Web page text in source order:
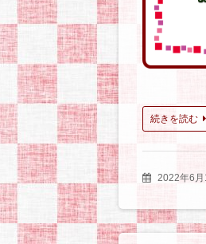
続きを読む
2022年6月